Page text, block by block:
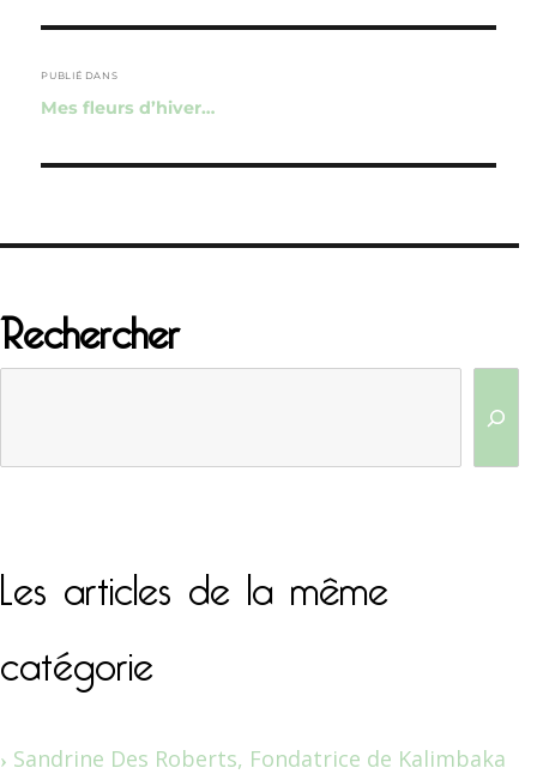
de
l’article
PUBLIÉ DANS
Mes fleurs d’hiver…
Rechercher
Les articles de la même
catégorie
Sandrine Des Roberts, Fondatrice de Kalimbaka